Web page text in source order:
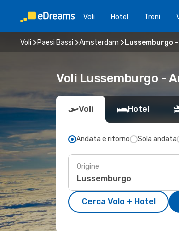
Voli Hotel Treni
Voli Paesi Bassi Amsterdam Lussemburgo
Voli Lussemburgo -
Voli Hotel
Andata e ritorno Sola andata
Origine
Cerca Volo + Hotel